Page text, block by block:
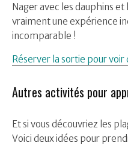
Nager avec les dauphins et
vraiment une expérience
incomparable !
Réserver la sortie pour
Autres activités pour
Et si vous découvriez les
Voici deux idées pour